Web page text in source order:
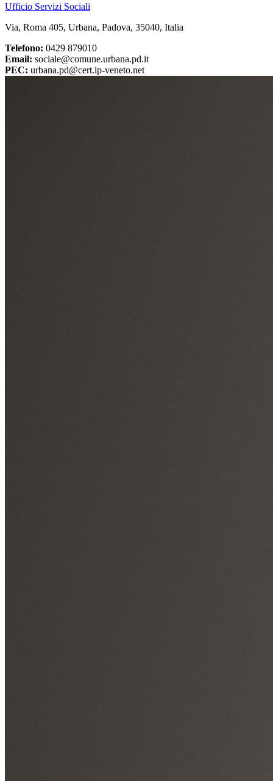
Ufficio Servizi Sociali
Via, Roma 405, Urbana, Padova, 35040, Italia
Telefono: 0429 879010
Email: sociale@comune.urbana.pd.it
PEC: urbana.pd@cert.ip-veneto.net